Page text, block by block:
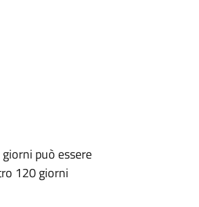
può essere
120 giorni